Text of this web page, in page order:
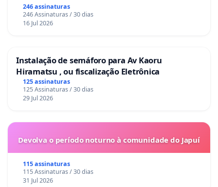
246 assinaturas
246 Assinaturas / 30 dias
16 Jul 2026
Instalação de semáforo para Av Kaoru
Hiramatsu , ou fiscalização Eletrônica
125 assinaturas
125 Assinaturas / 30 dias
29 Jul 2026
Devolva o período noturno à comunidade do Japuí
115 assinaturas
115 Assinaturas / 30 dias
31 Jul 2026